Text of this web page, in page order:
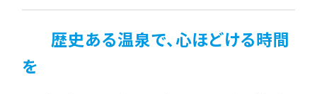
歴史ある温泉で、心ほどける時間
を